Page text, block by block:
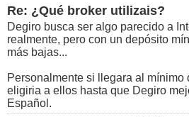
Re: ¿Qué broker utilizais?
Degiro busca ser algo parecido a
realmente, pero con un depósito
más bajas...
Personalmente si llegara al mínimo
eligiria a ellos hasta que Degiro
Español.